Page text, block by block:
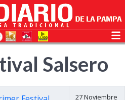
Salsero
27 Noviembre